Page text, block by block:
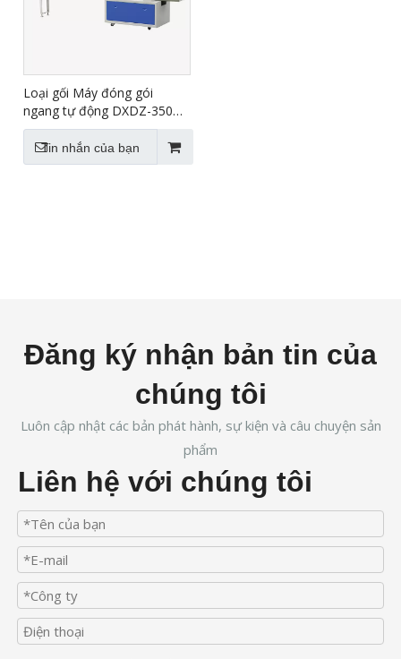
Loại gối Máy đóng gói
ngang tự động DXDZ-350B /
D
Tin nhắn của bạn
Đăng ký nhận bản tin của
chúng tôi
Luôn cập nhật các bản phát hành, sự kiện và câu chuyện sản
phẩm
Liên hệ với chúng tôi